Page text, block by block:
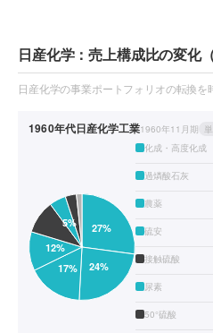
日産化学：売上構成比の変化
日産化学の事業ポートフォリオの転換を
1960年代日産化学工業1960年11月期
化成・高度化成
過燐酸石灰
農薬
硫安
接触硫酸
尿素
50°硫酸